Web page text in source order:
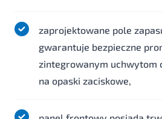
zaprojektowane pole
gwarantuje bezpieczne
zintegrowanym uchwytom
na opaski zaciskowe,